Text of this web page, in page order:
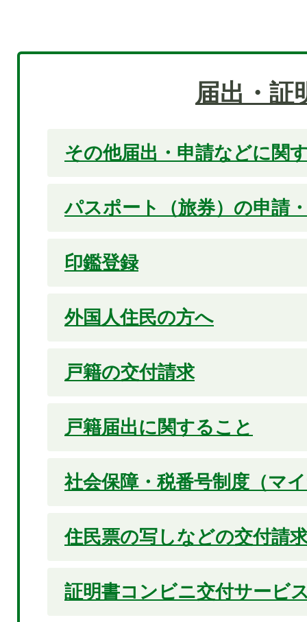
届出・証
その他届出・申請などに関
パスポート（旅券）の申請
印鑑登録
外国人住民の方へ
戸籍の交付請求
戸籍届出に関すること
社会保障・税番号制度（マ
住民票の写しなどの交付請
証明書コンビニ交付サービ